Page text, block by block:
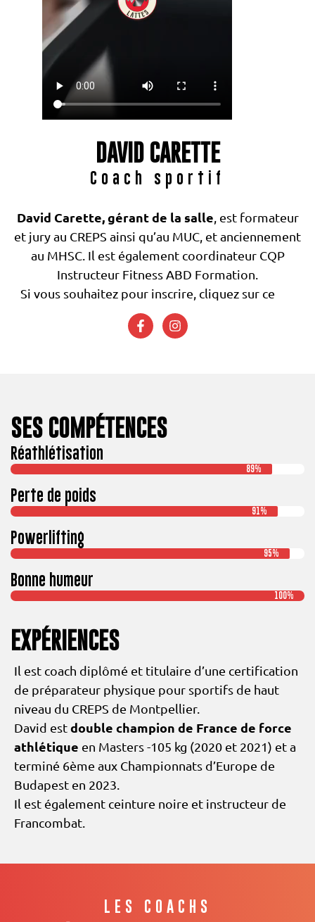
DAVID CARETTE
Coach sportif
David Carette, gérant de la salle, est formateur
et jury au CREPS ainsi qu’au MUC, et anciennement
au MHSC. Il est également coordinateur CQP
Instructeur Fitness ABD Formation.
Si vous souhaitez pour inscrire, cliquez sur ce
SES COMPÉTENCES
Réathlétisation
89%
Perte de poids
91%
Powerlifting
95%
Bonne humeur
100%
EXPÉRIENCES
Il est coach diplômé et titulaire d’une certification
de préparateur physique pour sportifs de haut
niveau du CREPS de Montpellier.
David estdouble champion de France de force
athlétique en Masters -105 kg (2020 et 2021) et a
terminé 6ème aux Championnats d’Europe de
Budapest en 2023.
Il est également ceinture noire et instructeur de
Francombat.
LES COACHS